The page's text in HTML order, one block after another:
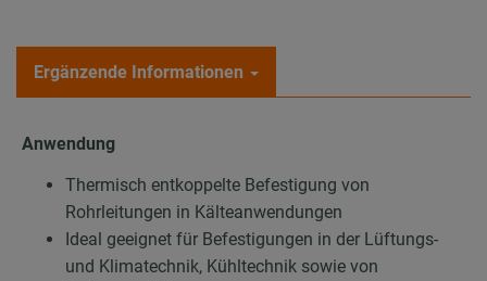
Ergänzende Informationen
Anwendung
Thermisch entkoppelte Befestigung von
Rohrleitungen in Kälteanwendungen
Ideal geeignet für Befestigungen in der Lüftungs-
und Klimatechnik, Kühltechnik sowie von